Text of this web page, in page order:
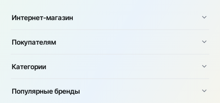
Интернет-магазин
Покупателям
Категории
Популярные бренды